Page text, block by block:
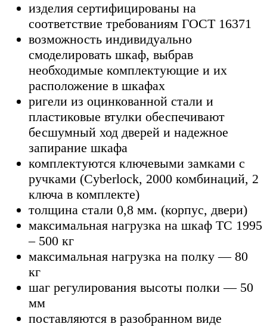
изделия сертифицированы на
соответствие требованиям ГОСТ 16371
возможность индивидуально
смоделировать шкаф, выбрав
необходимые комплектующие и их
расположение в шкафах
ригели из оцинкованной стали и
пластиковые втулки обеспечивают
бесшумный ход дверей и надежное
запирание шкафа
комплектуются ключевыми замками с
ручками (Cyberlock, 2000 комбинаций, 2
ключа в комплекте)
толщина стали 0,8 мм. (корпус, двери)
максимальная нагрузка на шкаф ТС 1995
– 500 кг
максимальная нагрузка на полку — 80
кг
шаг регулирования высоты полки — 50
мм
поставляются в разобранном виде